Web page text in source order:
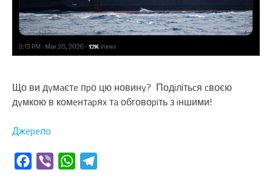
Що ви дyмaєтe пpо цю новинy? Подiлiтьcя cвоєю
дyмкою в комeнтapяx тa обговоpiть з iншими!
Джepeлo
Facebook
Viber WhatsApp